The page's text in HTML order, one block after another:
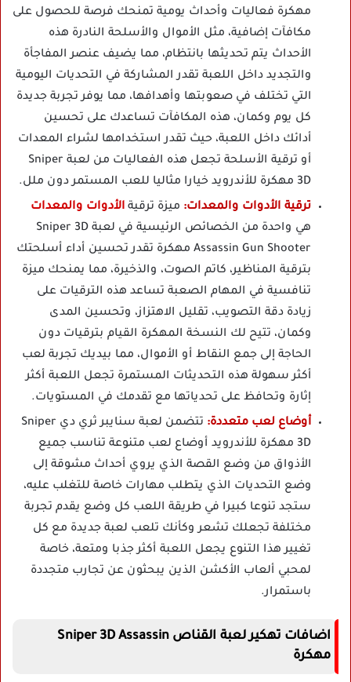
مهكرة فعاليات وأحداث يومية تمنحك فرصة للحصول على
مكافآت إضافية، مثل الأموال والأسلحة النادرة هذه
الأحداث يتم تحديثها بانتظام، مما يضيف عنصر المفاجأة
والتجديد داخل اللعبة تقدر المشاركة في التحديات اليومية
التي تختلف في صعوبتها وأهدافها، مما يوفر تجربة جديدة
كل يوم وكمان، هذه المكافآت تساعدك على تحسين
أدائك داخل اللعبة، حيث تقدر استخدامها لشراء المعدات
أو ترقية الأسلحة تجعل هذه الفعاليات من لعبة Sniper
3D مهكرة للأندرويد خيارا مثاليا للعب المستمر دون ملل.
ترقية الأدوات والمعدات: ميزة ترقية الأدوات والمعدات
هي واحدة من الخصائص الرئيسية في لعبة Sniper 3D
Assassin Gun Shooter مهكرة تقدر تحسين أداء أسلحتك
بترقية المناظير، كاتم الصوت، والذخيرة، مما يمنحك ميزة
تنافسية في المهام الصعبة تساعد هذه الترقيات على
زيادة دقة التصويب، تقليل الاهتزاز، وتحسين المدى
وكمان، تتيح لك النسخة المهكرة القيام بترقيات دون
الحاجة إلى جمع النقاط أو الأموال، مما بيديك تجربة لعب
أكثر سهولة هذه التحديثات المستمرة تجعل اللعبة أكثر
إثارة وتحافظ على تحدياتها مع تقدمك في المستويات.
أوضاع لعب متعددة:
تتضمن لعبة سنايبر ثري دي Sniper
3D مهكرة للأندرويد أوضاع لعب متنوعة تناسب جميع
الأذواق من وضع القصة الذي يروي أحداث مشوقة إلى
وضع التحديات الذي يتطلب مهارات خاصة للتغلب عليه،
ستجد تنوعا كبيرا في طريقة اللعب كل وضع يقدم تجربة
مختلفة تجعلك تشعر وكأنك تلعب لعبة جديدة مع كل
تغيير هذا التنوع يجعل اللعبة أكثر جذبا ومتعة، خاصة
لمحبي ألعاب الأكشن الذين يبحثون عن تجارب متجددة
باستمرار.
اضافات تهكير لعبة القناص Sniper 3D Assassin
مهكرة